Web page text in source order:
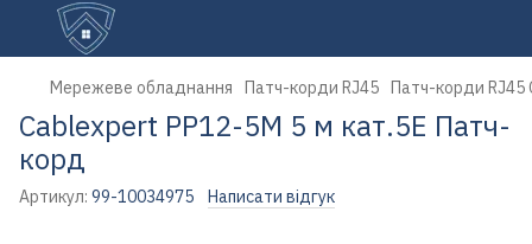
Мережеве обладнання Патч-корди RJ45 Патч-корди RJ45
Cablexpert PP12-5M 5 м кат.5Е Патч-
корд
Артикул: 99-10034975 Написати відгук